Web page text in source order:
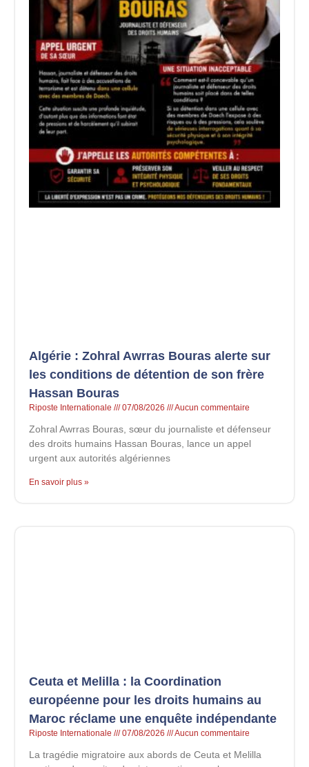
Algérie : Zohral Awrras Bouras alerte sur
les conditions de détention de son frère
Hassan Bouras
Riposte Internationale 07/08/2026 Aucun commentaire
Zohral Awrras Bouras, sœur du journaliste et défenseur
des droits humains Hassan Bouras, lance un appel
urgent aux autorités algériennes
En savoir plus »
Ceuta et Melilla : la Coordination
européenne pour les droits humains au
Maroc réclame une enquête indépendante
Riposte Internationale 07/08/2026 Aucun commentaire
La tragédie migratoire aux abords de Ceuta et Melilla